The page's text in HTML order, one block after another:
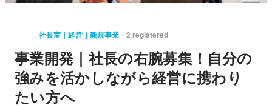
社長室｜経営｜新規事業 2 registered
事業開発｜社長の右腕募集！自分の
強みを活かしながら経営に携わり
たい方へ